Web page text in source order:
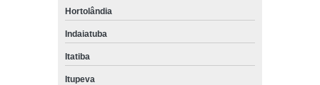
Hortolândia
Indaiatuba
Itatiba
Itupeva